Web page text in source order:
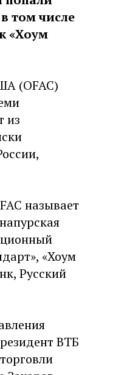
том числе
«Хоум
(OFAC)
из
называет
«Хоум
Русский
ВТБ